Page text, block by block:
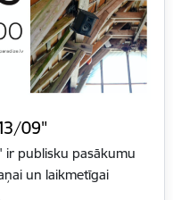
09"
ir publisku pasākumu
un laikmetīgai